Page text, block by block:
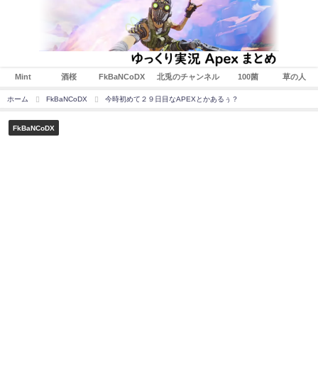
Mint 酒桜 FkBaNCoDX 北兎のチャンネル 100菌 草の人
ホーム FkBaNCoDX 今時初めて２９日目なAPEXとかあるぅ？
FkBaNCoDX